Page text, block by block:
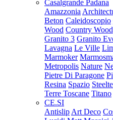
Casalgrande Padana
Amazzonia
Beton Caleidoscopio
Wood Country Wood
Granito 3 Granito
Lavagna Le Ville
Marmoker
Metropolis Nature
Pietre Di Paragone
Resina Spazio
Terre Toscane Titano
CE.SI
Antislip Art Deco